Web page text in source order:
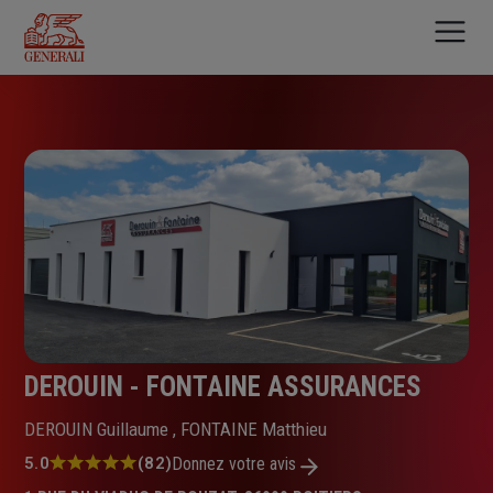
contenu
principal
DEROUIN - FONTAINE ASSURANCES
DEROUIN Guillaume , FONTAINE Matthieu
Note
5.0 (82)Donnez votre avis